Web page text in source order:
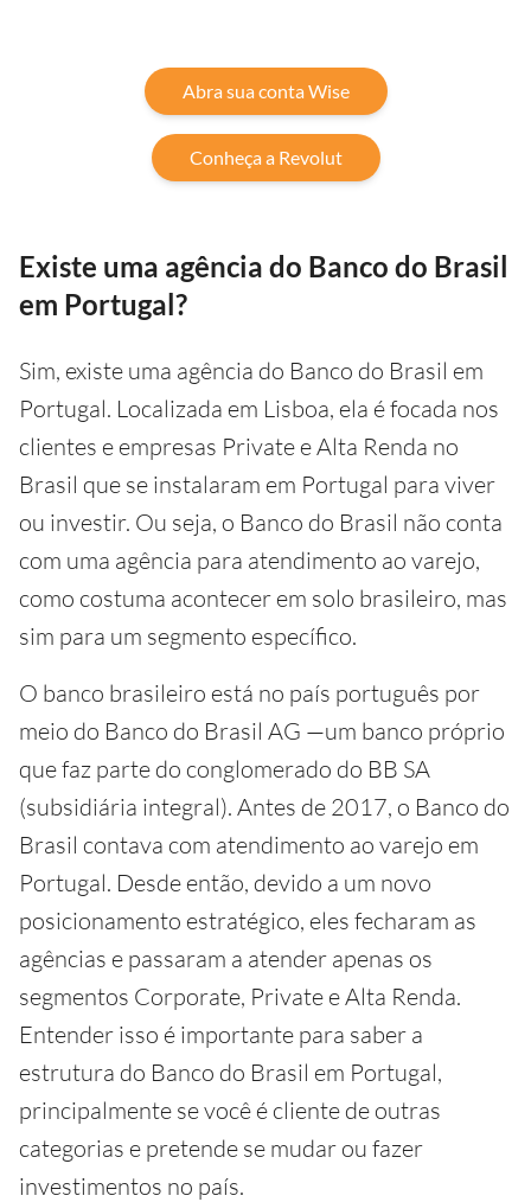
Abra sua conta Wise
Conheça a Revolut
Existe uma agência do Banco do Brasil
em Portugal?
Sim, existe uma agência do Banco do Brasil em
Portugal. Localizada em Lisboa, ela é focada nos
clientes e empresas Private e Alta Renda no
Brasil que se instalaram em Portugal para viver
ou investir. Ou seja, o Banco do Brasil não conta
com uma agência para atendimento ao varejo,
como costuma acontecer em solo brasileiro, mas
sim para um segmento específico.
O banco brasileiro está no país português por
meio do Banco do Brasil AG —um banco próprio
que faz parte do conglomerado do BB SA
(subsidiária integral). Antes de 2017, o Banco do
Brasil contava com atendimento ao varejo em
Portugal. Desde então, devido a um novo
posicionamento estratégico, eles fecharam as
agências e passaram a atender apenas os
segmentos Corporate, Private e Alta Renda.
Entender isso é importante para saber a
estrutura do Banco do Brasil em Portugal,
principalmente se você é cliente de outras
categorias e pretende se mudar ou fazer
investimentos no país.